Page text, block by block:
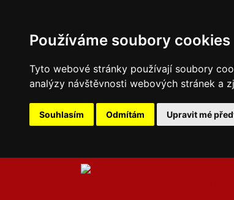
Používáme soubory cookies
Tyto webové stránky používají soubory
analýzy návštěvnosti webových stránek a
Souhlasím Odmítám Upravit mé